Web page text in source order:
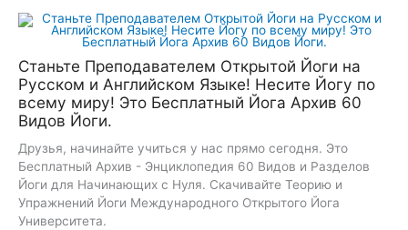
Перейти
Станьте Преподавателем Открытой Йоги на
Русском и Английском Языке! Несите Йогу по
всему миру! Это Бесплатный Йога Архив 60
Видов Йоги.
Друзья, начинайте учиться у нас прямо сегодня. Это
Бесплатный Архив - Энциклопедия 60 Видов и Разделов
Йоги для Начинающих с Нуля. Скачивайте Теорию и
Упражнений Йоги Международного Открытого Йога
Университета.